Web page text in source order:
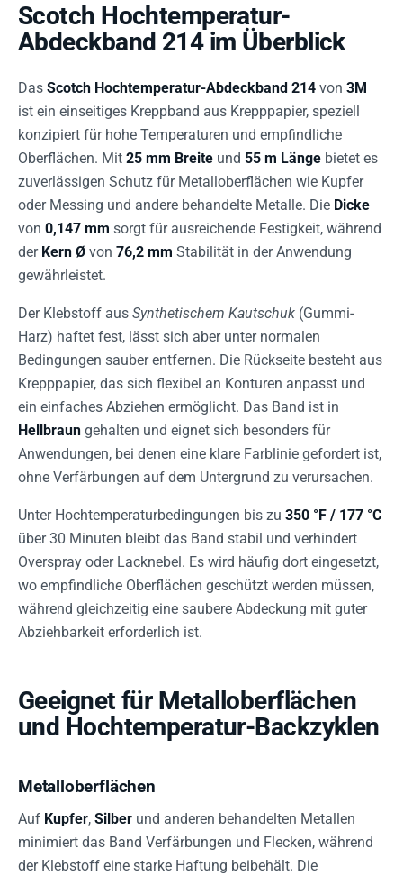
Scotch Hochtemperatur-
Abdeckband 214 im Überblick
Das Scotch Hochtemperatur-Abdeckband 214 von 3M
ist ein einseitiges Kreppband aus Krepppapier, speziell
konzipiert für hohe Temperaturen und empfindliche
Oberflächen. Mit 25 mm Breite und 55 m Länge bietet es
zuverlässigen Schutz für Metalloberflächen wie Kupfer
oder Messing und andere behandelte Metalle. Die Dicke
von 0,147 mm sorgt für ausreichende Festigkeit, während
der Kern Ø von 76,2 mm Stabilität in der Anwendung
gewährleistet.
Der Klebstoff aus Synthetischem Kautschuk (Gummi-
Harz) haftet fest, lässt sich aber unter normalen
Bedingungen sauber entfernen. Die Rückseite besteht aus
Krepppapier, das sich flexibel an Konturen anpasst und
ein einfaches Abziehen ermöglicht. Das Band ist in
Hellbraun gehalten und eignet sich besonders für
Anwendungen, bei denen eine klare Farblinie gefordert ist,
ohne Verfärbungen auf dem Untergrund zu verursachen.
Unter Hochtemperaturbedingungen bis zu 350 °F / 177 °C
über 30 Minuten bleibt das Band stabil und verhindert
Overspray oder Lacknebel. Es wird häufig dort eingesetzt,
wo empfindliche Oberflächen geschützt werden müssen,
während gleichzeitig eine saubere Abdeckung mit guter
Abziehbarkeit erforderlich ist.
Geeignet für Metalloberflächen
und Hochtemperatur-Backzyklen
Metalloberflächen
Auf Kupfer, Silber und anderen behandelten Metallen
minimiert das Band Verfärbungen und Flecken, während
der Klebstoff eine starke Haftung beibehält. Die